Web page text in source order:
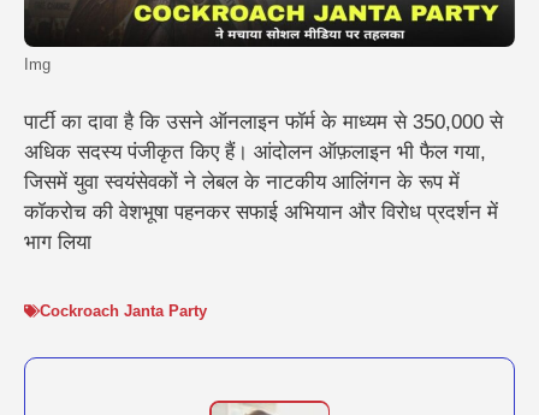
Img
पार्टी का दावा है कि उसने ऑनलाइन फॉर्म के माध्यम से 350,000 से
अधिक सदस्य पंजीकृत किए हैं। आंदोलन ऑफ़लाइन भी फैल गया,
जिसमें युवा स्वयंसेवकों ने लेबल के नाटकीय आलिंगन के रूप में
कॉकरोच की वेशभूषा पहनकर सफाई अभियान और विरोध प्रदर्शन में
भाग लिया
Cockroach Janta Party